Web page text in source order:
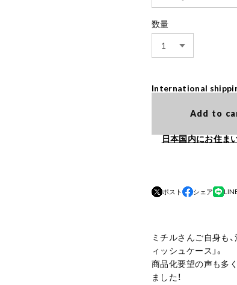
数量
International
Add to
日本国内にお住ま
ポスト シェア
ミチルさんご自身も
ィッシュケース」。
商品化要望の声も多
ました！